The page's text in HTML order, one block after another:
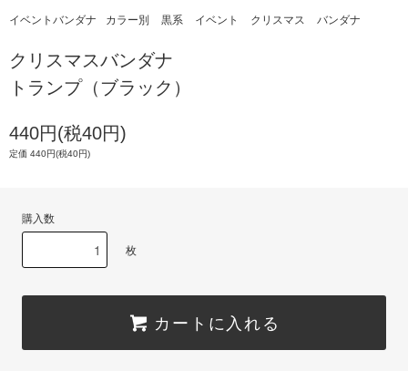
イベントバンダナ カラー別 黒系 イベント クリスマス バンダナ
クリスマスバンダナ
トランプ（ブラック）
440円(税40円)
定価 440円(税40円)
購入数
枚
カートに入れる